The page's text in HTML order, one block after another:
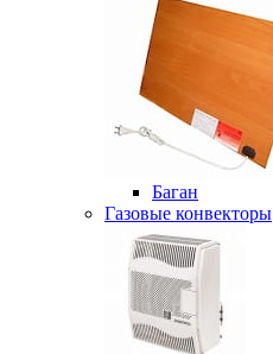
Баган
Газовые конвекторы